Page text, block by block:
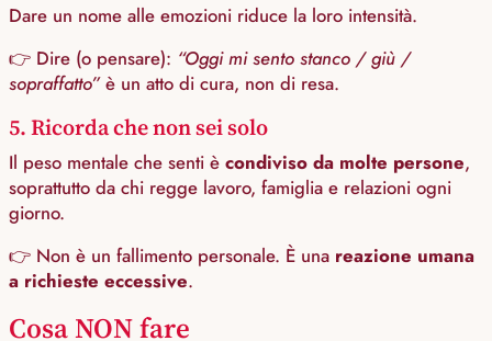
Dare un nome alle emozioni riduce la loro intensità.
👉 Dire (o pensare): “Oggi mi sento stanco / giù /
sopraffatto”è un atto di cura, non di resa.
5. Ricorda che non sei solo
Il peso mentale che senti è condiviso da molte persone,
soprattutto da chi regge lavoro, famiglia e relazioni ogni
giorno.
👉 Non è un fallimento personale. È una reazione umana
a richieste eccessive.
Cosa NON fare